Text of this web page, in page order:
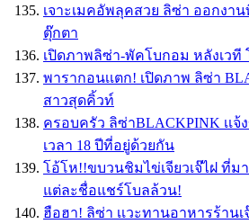
เจาะเมคอัพลุคสวย ลิซ่า ออกงา
ตุ๊กตา
เปิดภาพลิซ่า-พัคโบกอม หลังเวที
พารากอนเเตก! เปิดภาพ ลิซ่า
สาวสุดคิ้วท์
ครอบครัว ลิซ่าBLACKPINK เเ
เวลา 18 ปีที่อยู่ด้วยกัน
โอ้โห!!ขบวนชิมไข่เจียวเจ๊ไฝ ที่ม
แต่ละชื่อแชร์โบลล้วน!
ฮือฮา! ลิซ่า เเวะทานอาหารร้าน